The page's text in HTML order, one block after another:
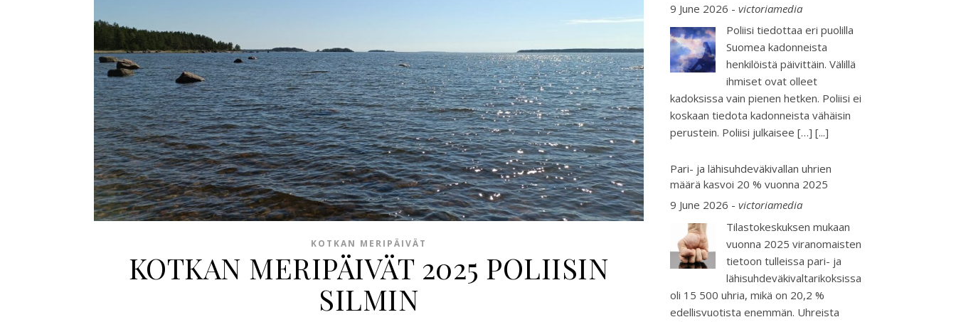
KOTKAN MERIPÄIVÄT
KOTKAN MERIPÄIVÄT 2025 POLIISIN
SILMIN
9 June 2026 - victoriamedia
Poliisi tiedottaa eri puolilla
Suomea kadonneista
henkilöistä päivittäin. Välillä
ihmiset ovat olleet
kadoksissa vain pienen hetken. Poliisi ei
koskaan tiedota kadonneista vähäisin
perustein. Poliisi julkaisee […] [...]
Pari- ja lähisuhdeväkivallan uhrien
määrä kasvoi 20 % vuonna 2025
9 June 2026 - victoriamedia
Tilastokeskuksen mukaan
vuonna 2025 viranomaisten
tietoon tulleissa pari- ja
lähisuhdeväkivaltarikoksissa
oli 15 500 uhria, mikä on 20,2 %
edellisvuotista enemmän. Uhreista